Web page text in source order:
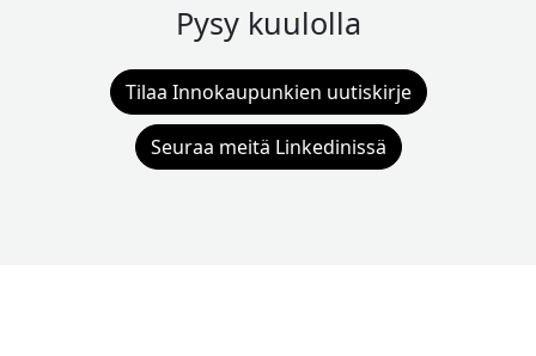
Pysy kuulolla
Tilaa Innokaupunkien uutiskirje
Seuraa meitä Linkedinissä